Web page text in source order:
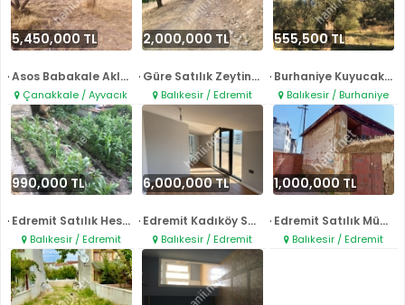
5,450,000 TL
.
Asos Babakale Akliman Satılık ..
Çanakkale / Ayvacık
2,000,000 TL
.
Güre Satılık Zeytinlik..
Balıkesir / Edremit
555,500 TL
.
Burhaniye Kuyucak Satılık zeyt..
Balıkesir / Burhaniye
990,000 TL
.
Edremit Satılık Hesaplı Arsa..
Balıkesir / Edremit
6,000,000 TL
.
Edremit Kadıköy Satılık Sıfır ..
Balıkesir / Edremit
1,000,000 TL
.
Edremit Satılık Müstakil Ev..
Balıkesir / Edremit